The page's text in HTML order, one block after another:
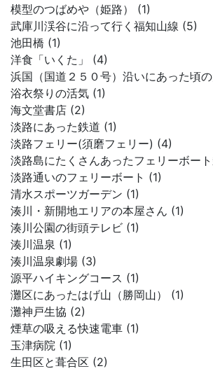
模型のつばめや（姫路） (1)
武庫川渓谷に沿って行く福知山線 (5)
池田橋 (1)
洋食「いくた」 (4)
浜国（国道２５０号）沿いにあった頃
浴衣祭りの活気 (1)
海文堂書店 (2)
淡路にあった鉄道 (1)
淡路フェリー(須磨フェリー) (4)
淡路島にたくさんあったフェリーボー
淡路通いのフェリーボート (1)
清水スポーツガーデン (1)
湊川・新開地エリアの本屋さん (1)
湊川公園の街頭テレビ (1)
湊川温泉 (1)
湊川温泉劇場 (3)
源平ハイキングコース (1)
灘区にあったはげ山（勝岡山） (1)
灘神戸生協 (2)
煙草の吸える快速電車 (1)
玉津病院 (1)
生田区と葺合区 (2)